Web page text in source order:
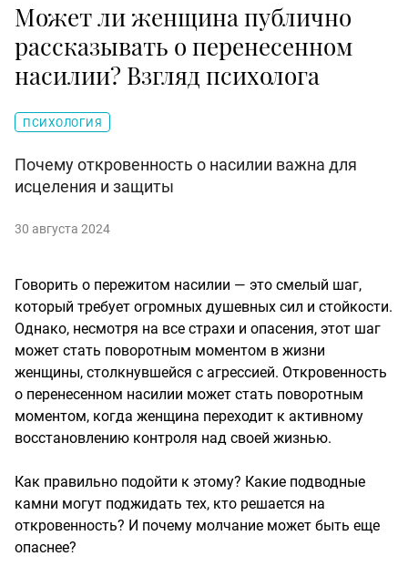
Может ли женщина публично
рассказывать о перенесенном
насилии? Взгляд психолога
ПСИХОЛОГИЯ
Почему откровенность о насилии важна для
исцеления и защиты
30 августа 2024
Говорить о пережитом насилии — это смелый шаг,
который требует огромных душевных сил и стойкости.
Однако, несмотря на все страхи и опасения, этот шаг
может стать поворотным моментом в жизни
женщины, столкнувшейся с агрессией. Откровенность
о перенесенном насилии может стать поворотным
моментом, когда женщина переходит к активному
восстановлению контроля над своей жизнью.
Как правильно подойти к этому? Какие подводные
камни могут поджидать тех, кто решается на
откровенность? И почему молчание может быть еще
опаснее?